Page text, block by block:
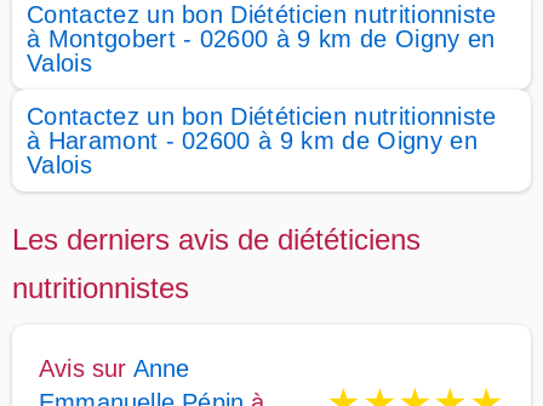
Contactez un bon Diététicien nutritionniste
à Montgobert - 02600 à 9 km de Oigny en
Valois
Contactez un bon Diététicien nutritionniste
à Haramont - 02600 à 9 km de Oigny en
Valois
Les derniers avis de diététiciens
nutritionnistes
Avis sur Anne